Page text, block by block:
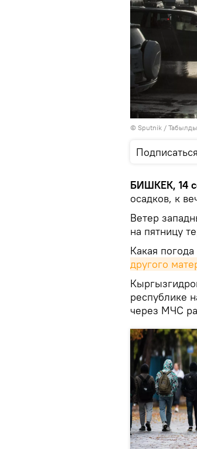
© Sputnik /
Подписаться
БИШКЕК, 14
осадков, к
Ветер
на пятницу
Какая
другого
республике
через МЧС